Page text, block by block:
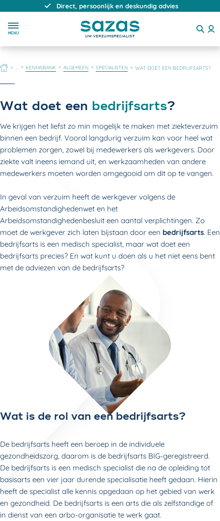
Direct, persoonlijk en deskundig advies
MENU
HOME KENNISBANK ALGEMEEN SPECIALISTEN WAT DOET EEN BEDRIJFSARTS?
Wat doet een bedrijfsarts?
We krijgen het liefst zo min mogelijk te maken met ziekteverzuim
binnen een bedrijf. Vooral langdurig verzuim kan voor heel wat
problemen zorgen, zowel bij medewerkers als werkgevers. Door
ziekte valt ineens iemand uit, en werkzaamheden van andere
medewerkers moeten worden omgegooid om dit op te vangen.
In geval van verzuim heeft de werkgever volgens de
Arbeidsomstandighedenwet en het
Arbeidsomstandighedenbesluit een aantal verplichtingen. Zo
moet de werkgever zich laten bijstaan door een bedrijfsarts. Een
bedrijfsarts is een medisch specialist, maar wat doet een
bedrijfsarts precies? En wat kunt u doen als u het niet eens bent
met de adviezen van de bedrijfsarts?
Wat is de rol van een bedrijfsarts?
De bedrijfsarts heeft een beroep in de individuele
gezondheidszorg, daarom is de bedrijfsarts BIG-geregistreerd.
De bedrijfsarts is een medisch specialist die na de opleiding tot
basisarts een vier jaar durende specialisatie heeft gedaan. Hierin
heeft de specialist alle kennis opgedaan op het gebied van werk
en gezondheid. De bedrijfsarts is een arts die als zelfstandige of
in dienst van een arbo-organisatie te werk gaat.